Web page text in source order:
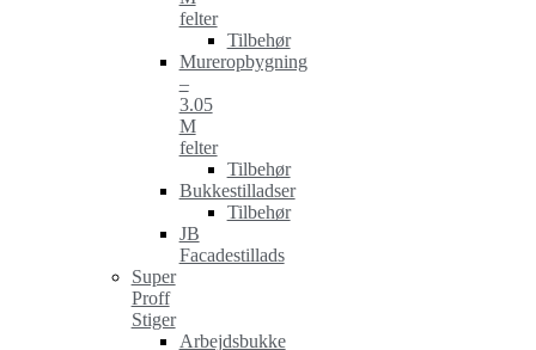
felter
Tilbehør
Mureropbygning
–
3.05
M
felter
Tilbehør
Bukkestilladser
Tilbehør
JB
Facadestillads
Super
Proff
Stiger
Arbejdsbukke